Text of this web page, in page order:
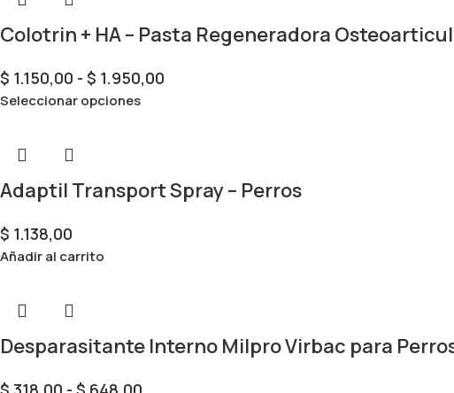
Colotrin + HA – Pasta Regeneradora
$ 1.150,00 - $ 1.950,00
Seleccionar opciones
Adaptil Transport Spray – Perros
$ 1.138,00
Añadir al carrito
Desparasitante Interno Milpro Virbac para